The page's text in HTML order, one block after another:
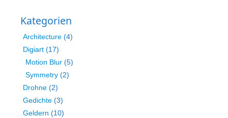
Kategorien
Architecture (4)
Digiart (17)
Motion Blur (5)
Symmetry (2)
Drohne (2)
Gedichte (3)
Geldern (10)